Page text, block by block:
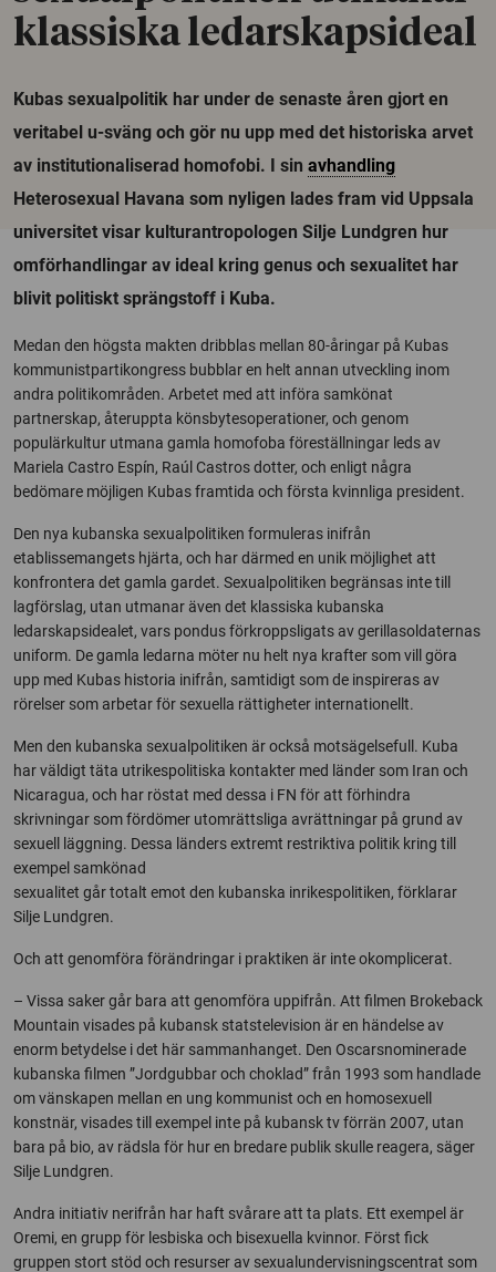
klassiska ledarskapsideal
Kubas sexualpolitik har under de senaste åren gjort en
veritabel u-sväng och gör nu upp med det historiska arvet
av institutionaliserad homofobi. I sin avhandling
Heterosexual Havana som nyligen lades fram vid Uppsala
universitet visar kulturantropologen Silje Lundgren hur
omförhandlingar av ideal kring genus och sexualitet har
blivit politiskt sprängstoff i Kuba.
Medan den högsta makten dribblas mellan 80-åringar på Kubas
kommunistpartikongress bubblar en helt annan utveckling inom
andra politikområden. Arbetet med att införa samkönat
partnerskap, återuppta könsbytesoperationer, och genom
populärkultur utmana gamla homofoba föreställningar leds av
Mariela Castro Espín, Raúl Castros dotter, och enligt några
bedömare möjligen Kubas framtida och första kvinnliga president.
Den nya kubanska sexualpolitiken formuleras inifrån
etablissemangets hjärta, och har därmed en unik möjlighet att
konfrontera det gamla gardet. Sexualpolitiken begränsas inte till
lagförslag, utan utmanar även det klassiska kubanska
ledarskapsidealet, vars pondus förkroppsligats av gerillasoldaternas
uniform. De gamla ledarna möter nu helt nya krafter som vill göra
upp med Kubas historia inifrån, samtidigt som de inspireras av
rörelser som arbetar för sexuella rättigheter internationellt.
Men den kubanska sexualpolitiken är också motsägelsefull. Kuba
har väldigt täta utrikespolitiska kontakter med länder som Iran och
Nicaragua, och har röstat med dessa i FN för att förhindra
skrivningar som fördömer utomrättsliga avrättningar på grund av
sexuell läggning. Dessa länders extremt restriktiva politik kring till
exempel samkönad
sexualitet går totalt emot den kubanska inrikespolitiken, förklarar
Silje Lundgren.
Och att genomföra förändringar i praktiken är inte okomplicerat.
– Vissa saker går bara att genomföra uppifrån. Att filmen Brokeback
Mountain visades på kubansk statstelevision är en händelse av
enorm betydelse i det här sammanhanget. Den Oscarsnominerade
kubanska filmen ”Jordgubbar och choklad” från 1993 som handlade
om vänskapen mellan en ung kommunist och en homosexuell
konstnär, visades till exempel inte på kubansk tv förrän 2007, utan
bara på bio, av rädsla för hur en bredare publik skulle reagera, säger
Silje Lundgren.
Andra initiativ nerifrån har haft svårare att ta plats. Ett exempel är
Oremi, en grupp för lesbiska och bisexuella kvinnor. Först fick
gruppen stort stöd och resurser av sexualundervisningscentrat som